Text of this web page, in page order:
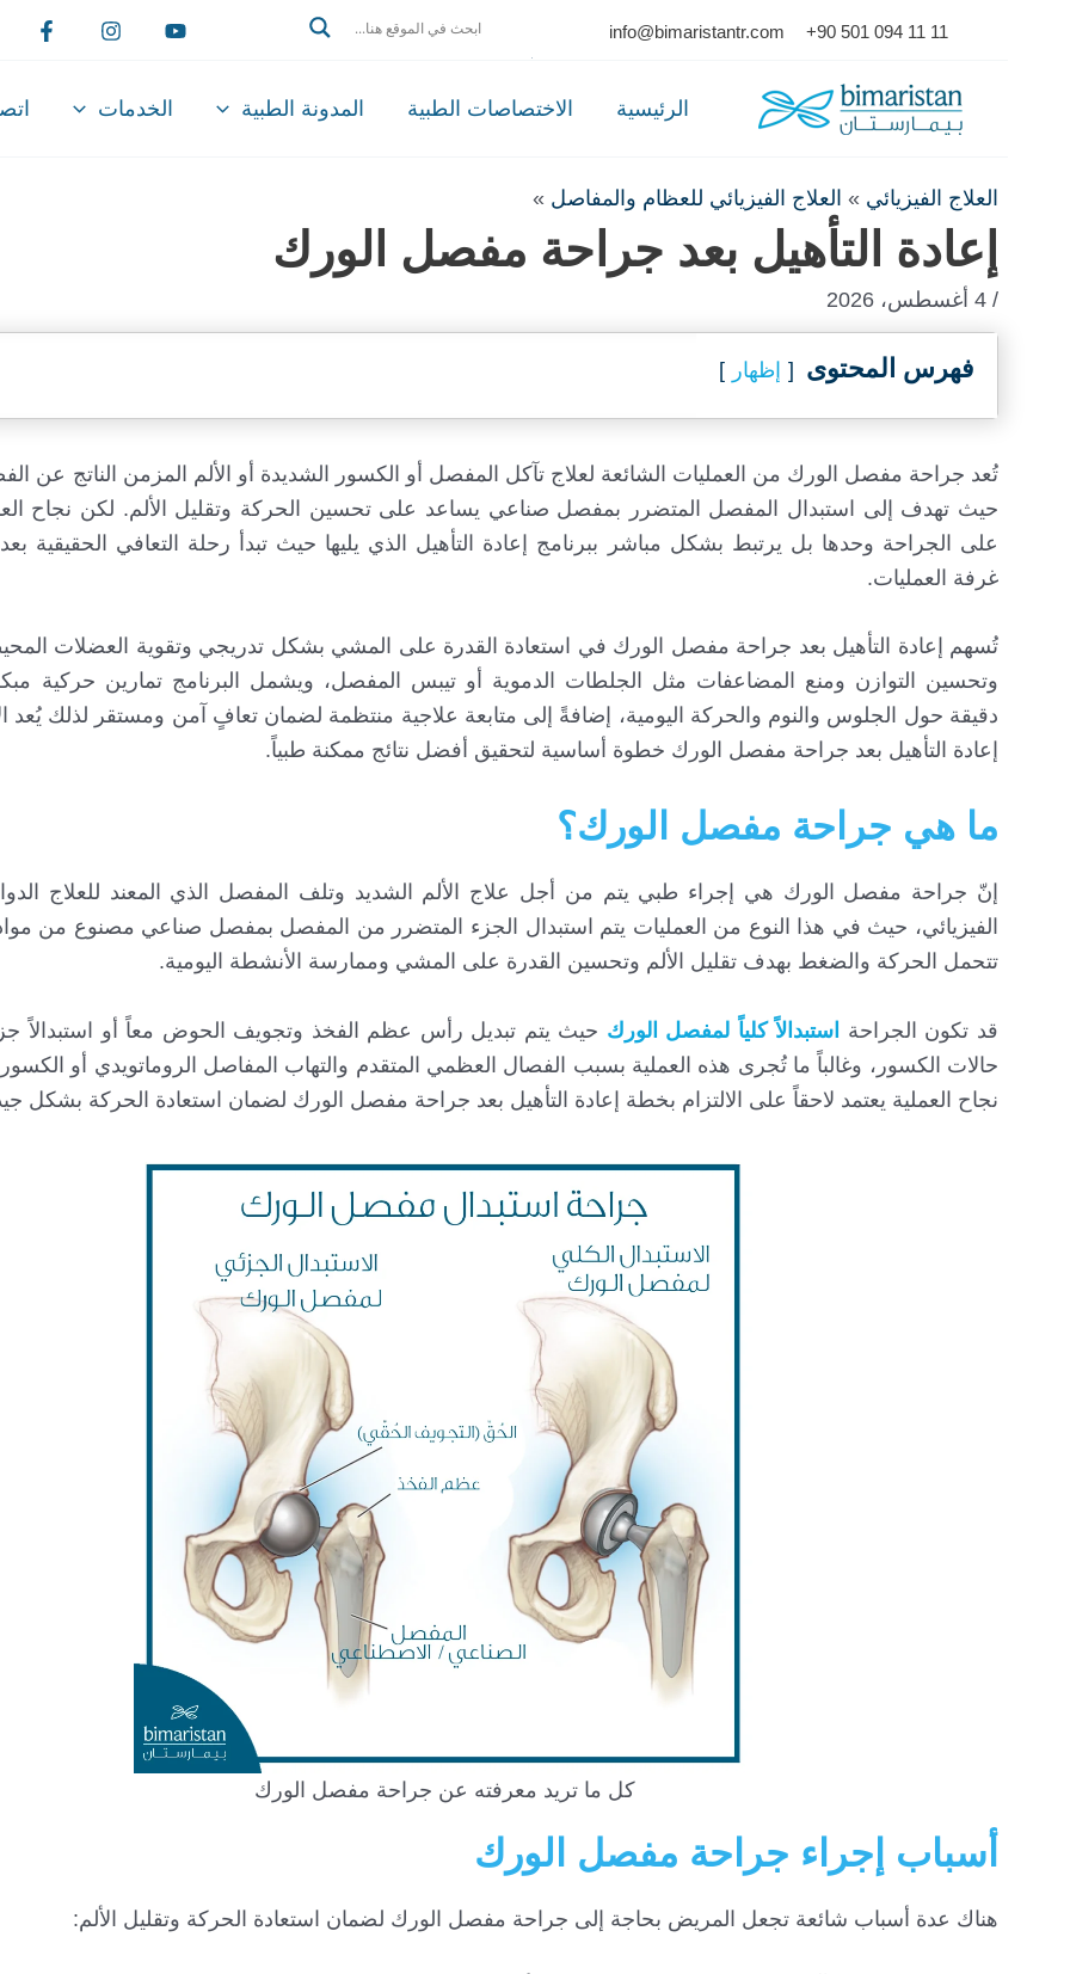
info@bimaristantr.com +90 501 094 11 11
الرئيسية الاختصاصات الطبية المدونة الطبية الخدمات
العلاج الفيزيائي » العلاج الفيزيائي للعظام والمفاصل »
إعادة التأهيل بعد جراحة مفصل الورك
/ 4 أغسطس، 2026
فهرس المحتوى إظهار
تُعد جراحة مفصل الورك من العمليات الشائعة لعلاج تآكل المفصل أو الكسور الشديدة أو الألم المزمن الناتج عن
حيث تهدف إلى استبدال المفصل المتضرر بمفصل صناعي يساعد على تحسين الحركة وتقليل الألم. لكن نجاح
على الجراحة وحدها بل يرتبط بشكل مباشر ببرنامج إعادة التأهيل الذي يليها حيث تبدأ رحلة التعافي الحقيقية
غرفة العمليات.
تُسهم إعادة التأهيل بعد جراحة مفصل الورك في استعادة القدرة على المشي بشكل تدريجي وتقوية العضلات
وتحسين التوازن ومنع المضاعفات مثل الجلطات الدموية أو تيبس المفصل، ويشمل البرنامج تمارين حركية
دقيقة حول الجلوس والنوم والحركة اليومية، إضافةً إلى متابعة علاجية منتظمة لضمان تعافٍ آمن ومستقر لذلك يُعد
إعادة التأهيل بعد جراحة مفصل الورك خطوة أساسية لتحقيق أفضل نتائج ممكنة طبياً.
ما هي جراحة مفصل الورك؟
إنّ جراحة مفصل الورك هي إجراء طبي يتم من أجل علاج الألم الشديد وتلف المفصل الذي المعند للعلاج
الفيزيائي، حيث في هذا النوع من العمليات يتم استبدال الجزء المتضرر من المفصل بمفصل صناعي مصنوع من
تتحمل الحركة والضغط بهدف تقليل الألم وتحسين القدرة على المشي وممارسة الأنشطة اليومية.
قد تكون الجراحة استبدالاً كلياً لمفصل الورك حيث يتم تبديل رأس عظم الفخذ وتجويف الحوض معاً أو استبدالاً
حالات الكسور، وغالباً ما تُجرى هذه العملية بسبب الفصال العظمي المتقدم والتهاب المفاصل الروماتويدي أو
نجاح العملية يعتمد لاحقاً على الالتزام بخطة إعادة التأهيل بعد جراحة مفصل الورك لضمان استعادة الحركة بشكل
كل ما تريد معرفته عن جراحة مفصل الورك
أسباب إجراء جراحة مفصل الورك
هناك عدة أسباب شائعة تجعل المريض بحاجة إلى جراحة مفصل الورك لضمان استعادة الحركة وتقليل الألم: